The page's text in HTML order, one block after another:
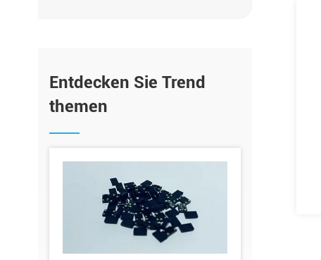
Entdecken Sie Trend
themen